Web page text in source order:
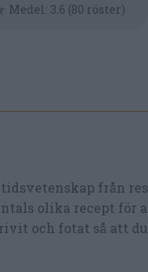
Medel: 3.6 (80 röster)
från
olika recept för
och fotat så att